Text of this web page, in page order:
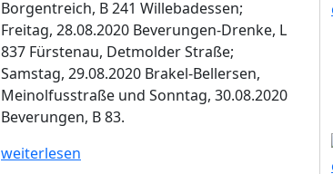
Borgentreich, B 241 Willebadessen;
Freitag, 28.08.2020 Beverungen-Drenke, L
837 Fürstenau, Detmolder Straße;
Samstag, 29.08.2020 Brakel-Bellersen,
Meinolfusstraße und Sonntag, 30.08.2020
Beverungen, B 83.
weiterlesen